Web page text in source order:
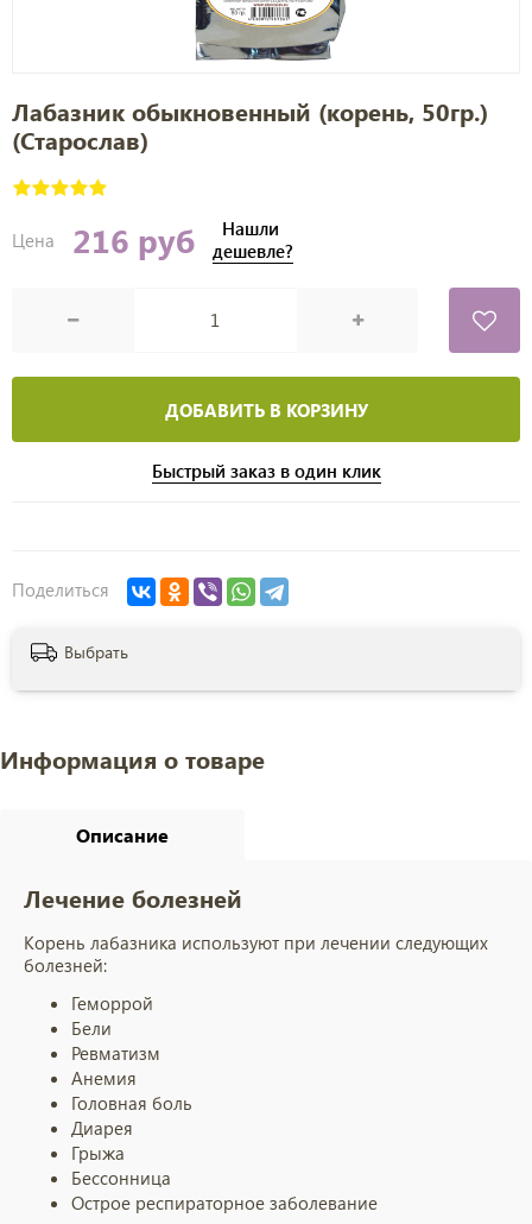
Лабазник обыкновенный (корень, 50гр.)
(Старослав)
Цена 216 руб
Нашли
дешевле?
ДОБАВИТЬ В КОРЗИНУ
Быстрый заказ в один клик
Поделиться
Выбрать
Информация о товаре
Описание
Лечение болезней
Корень лабазника используют при лечении следующих
болезней:
Геморрой
Бели
Ревматизм
Анемия
Головная боль
Диарея
Грыжа
Бессонница
Острое респираторное заболевание